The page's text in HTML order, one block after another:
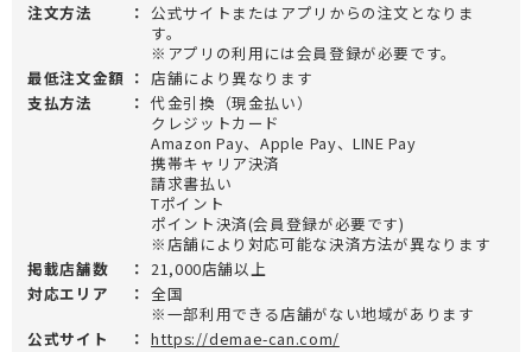
注文方法 ： 公式サイトまたはアプリからの注文となりま
す。
※アプリの利用には会員登録が必要です。
最低注文金額 ： 店舗により異なります
支払方法
： 代金引換（現金払い）
クレジットカード
Amazon Pay、Apple Pay、LINE Pay
携帯キャリア決済
請求書払い
Tポイント
ポイント決済(会員登録が必要です)
※店舗により対応可能な決済方法が異なります
掲載店舗数
： 21,000店舗以上
対応エリア
： 全国
※一部利用できる店舗がない地域があります
公式サイト
： https://demae-can.com/